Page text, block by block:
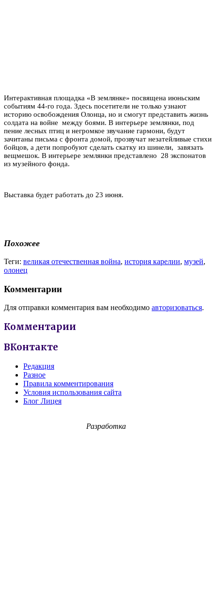
Интерактивная площадка «В землянке» посвящена июньским
событиям 44-го года. Здесь посетители не только узнают
историю освобождения Олонца, но и смогут представить жизнь
солдата на войне между боями. В интерьере землянки, под
пение лесных птиц и негромкое звучание гармони, будут
зачитаны письма с фронта домой, прозвучат незатейливые стихи
бойцов, а дети попробуют сделать скатку из шинели, завязать
вещмешок. В интерьере землянки представлено 28 экспонатов
из музейного фонда.
Выставка будет работать до 23 июня.
Похожее
Теги: великая отечественная война, история карелии, музей,
олонец
Комментарии
Для отправки комментария вам необходимо авторизоваться.
Комментарии
ВКонтакте
Редакция
Разное
Правила комментирования
Условия использования сайта
Блог Лицея
Разработка